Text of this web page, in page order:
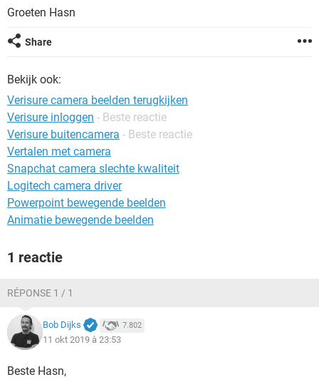
Groeten Hasn
Share
Bekijk ook:
Verisure camera beelden terugkijken
Verisure inloggen - Beste reactie
Verisure buitencamera - Beste reactie
Vertalen met camera
Snapchat camera slechte kwaliteit
Logitech camera driver
Powerpoint bewegende beelden
Animatie bewegende beelden
1 reactie
RÉPONSE 1 / 1
Bob Dijks 7.802
11 okt 2019 à 23:53
Beste Hasn,